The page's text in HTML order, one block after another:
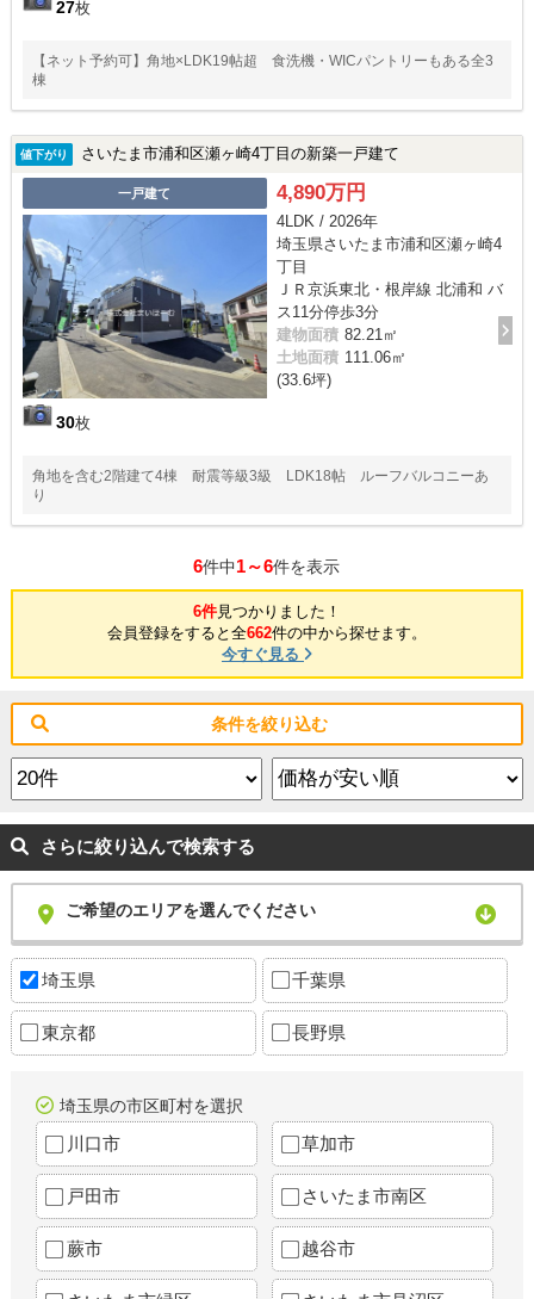
27枚
【ネット予約可】角地×LDK19帖超 食洗機・WICパントリーもある全3
棟
値下がり さいたま市浦和区瀬ヶ崎4丁目の新築一戸建て
一戸建て
30枚
4,890万円
4LDK / 2026年
埼玉県さいたま市浦和区瀬ヶ崎4
丁目
ＪＲ京浜東北・根岸線 北浦和 バ
ス11分停歩3分
建物面積 82.21㎡
土地面積 111.06㎡
(33.6坪)
角地を含む2階建て4棟 耐震等級3級 LDK18帖 ルーフバルコニーあ
り
6件中1～6件を表示
6件見つかりました！
会員登録をすると全662件の中から探せます。
今すぐ見る
条件を絞り込む
さらに絞り込んで検索する
ご希望のエリアを選んでください
埼玉県 千葉県
東京都 長野県
埼玉県の市区町村を選択
川口市 草加市
戸田市 さいたま市南区
蕨市 越谷市